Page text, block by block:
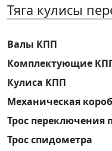
Тяга кулисы
Валы КПП
Комплектующие
Кулиса КПП
Механическая
Трос переключения
Трос спидометра